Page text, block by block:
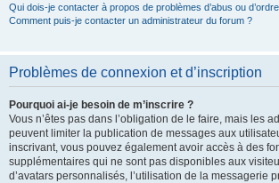
Qui dois-je contacter à propos de problèmes d’abus ou
Comment puis-je contacter un administrateur du forum ?
Problèmes de connexion et d’inscription
Pourquoi ai-je besoin de m’inscrire ?
Vous n’êtes pas dans l’obligation de le faire, mais les
peuvent limiter la publication de messages aux
inscrivant, vous pouvez également avoir accès à des
supplémentaires qui ne sont pas disponibles aux
d’avatars personnalisés, l’utilisation de la messagerie